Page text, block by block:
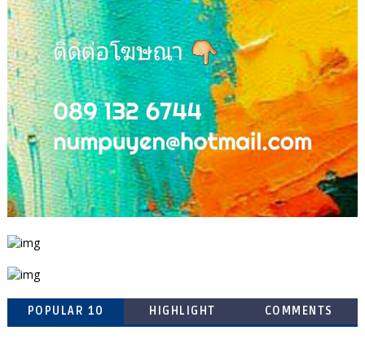
POPULAR 10 HIGHLIGHT COMMENTS